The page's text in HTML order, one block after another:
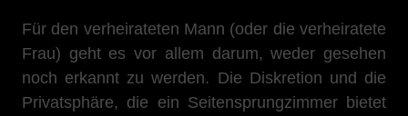
Für den verheirateten Mann (oder die verheiratete
Frau) geht es vor allem darum, weder gesehen
noch erkannt zu werden. Die Diskretion und die
Privatsphäre, die ein Seitensprungzimmer bietet